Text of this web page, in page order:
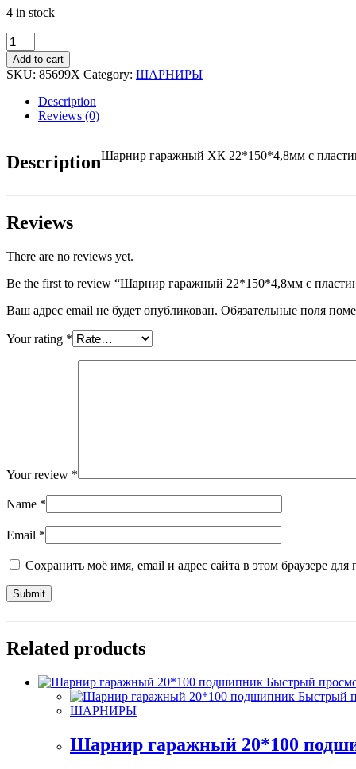
4 in stock
Шарнир
гаражный
22*150*4,8мм
с
пластинами
шайба
Add to cart
SKU: 85699Х Category: ШАРНИРЫ
Description
Reviews (0)
DescriptionШарнир гаражный ХК 22*150*4,8мм с
Reviews
There are no reviews yet.
Be the first to review “Шарнир гаражный 22*150*4,8мм с
Ваш адрес email не будет опубликован. Обязательные поля
Your rating *
Your review *
Name *
Email *
Сохранить моё имя, email и адрес сайта в этом браузере
Related products
Быстрый
Быстрый
ШАРНИРЫ
Шарнир гаражный 20*100